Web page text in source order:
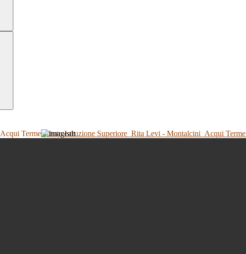
Istituto Istruzione Superiore Rita Levi - Montalcini Acqui Terme